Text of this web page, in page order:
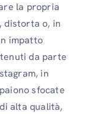
la propria
distorta o, in
impatto
da parte
in
sfocate
alta qualità,